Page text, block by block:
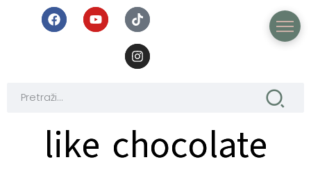
like chocolate
like chocolate